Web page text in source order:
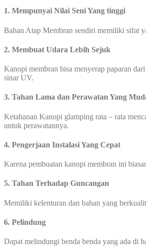
1. Mempunyai Nilai Seni Yang tinggi
Bahan Atap Membran sendiri memiliki sifat
2. Membuat Udara Lebih Sejuk
Kanopi membran bisa menyerap paparan
sinar UV.
3. Tahan Lama dan Perawatan Yang
Ketahanan Kanopi glamping rata – rata
untuk perawatannya.
4. Pengerjaan Instalasi Yang Cepat
Karena pembuatan kanopi membran ini
5. Tahan Terhadap Guncangan
Memiliki kelenturan dan bahan yang
6. Pelindung
Dapat melindungi benda benda yang ada di